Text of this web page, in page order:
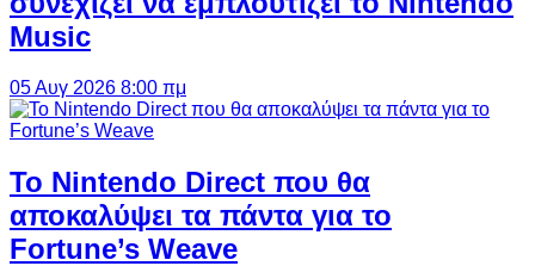
Music
05 Αυγ 2026 8:00 πμ
Το Nintendo Direct που θα
αποκαλύψει τα πάντα για το
Fortune’s Weave